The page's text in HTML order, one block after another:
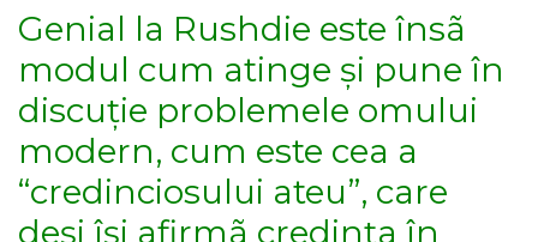
Genial la Rushdie este însã
modul cum atinge și pune în
discuție problemele omului
modern, cum este cea a
“credinciosului ateu”, care
deși își afirmã credința în